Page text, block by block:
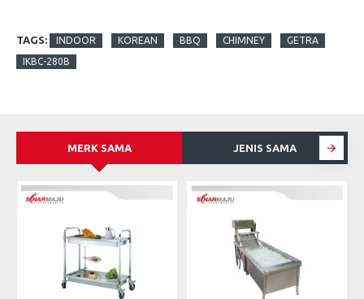
TAGS: INDOOR KOREAN BBQ CHIMNEY
GETRA
IKBC-280B
MERK SAMA JENIS SAMA